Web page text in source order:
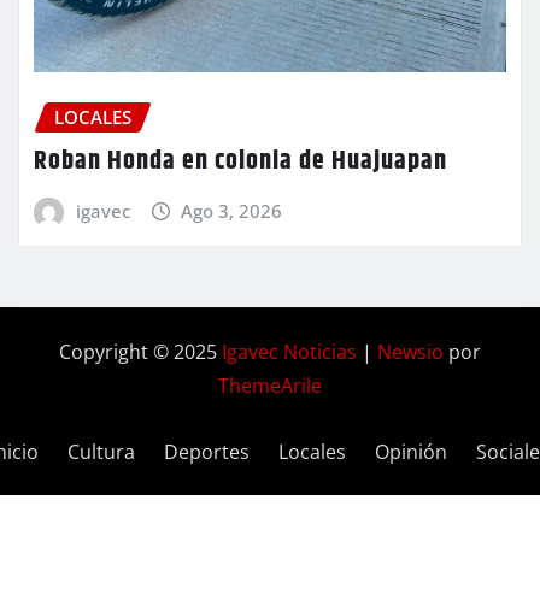
LOCALES
Roban Honda en colonia de Huajuapan
igavec Ago 3, 2026
Copyright © 2025 Igavec Noticias | Newsio por
ThemeArile
Cultura Deportes Locales Opinión